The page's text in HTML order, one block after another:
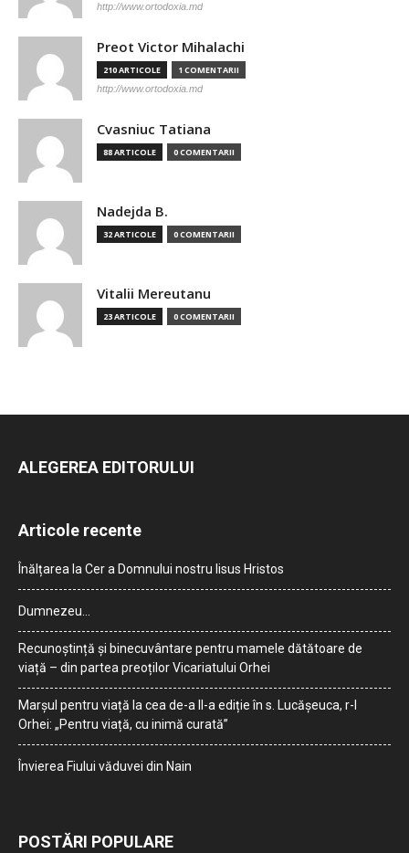
http://www.ortodoxia.md
Preot Victor Mihalachi
210 ARTICOLE 1 COMENTARII
http://www.ortodoxia.md
Cvasniuc Tatiana
88 ARTICOLE 0 COMENTARII
Nadejda B.
32 ARTICOLE 0 COMENTARII
Vitalii Mereutanu
23 ARTICOLE 0 COMENTARII
ALEGEREA EDITORULUI
Articole recente
Înălțarea la Cer a Domnului nostru Iisus Hristos
Dumnezeu…
Recunoștință și binecuvântare pentru mamele dătătoare de
viață – din partea preoților Vicariatului Orhei
Marșul pentru viață la cea de-a II-a ediție în s. Lucășeuca, r-l
Orhei: „Pentru viață, cu inimă curată”
Învierea Fiului văduvei din Nain
POSTĂRI POPULARE